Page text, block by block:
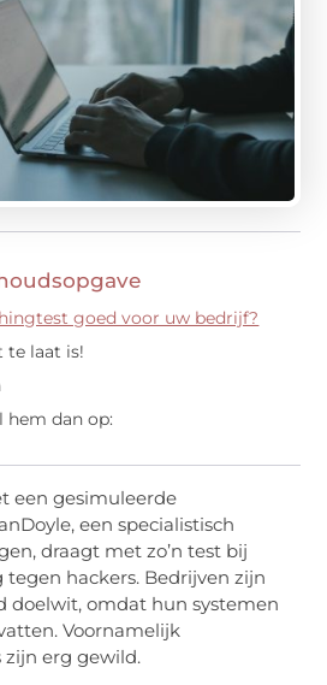
goed voor uw bedrijf?
te laat is!
hem dan op:
een gesimuleerde
een specialistisch
draagt met zo’n test bij
hackers. Bedrijven zijn
doelwit, omdat hun systemen
Voornamelijk
zijn erg gewild.